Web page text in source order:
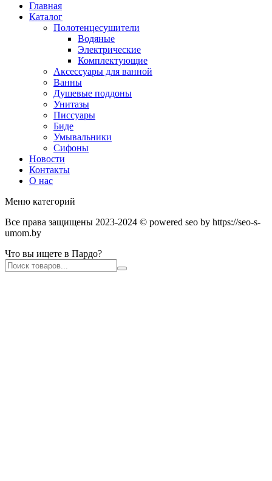
Главная
Каталог
Полотенцесушители
Водяные
Электрические
Комплектующие
Аксессуары для ванной
Ванны
Душевые поддоны
Унитазы
Писсуары
Биде
Умывальники
Сифоны
Новости
Контакты
О нас
Меню категорий
Все права защищены 2023-2024 © powered seo by https://seo-s-
umom.by
Что вы ищете в Пардо?